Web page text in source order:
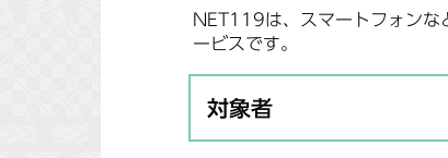
NET119は、スマートフォンな
ービスです。
対象者